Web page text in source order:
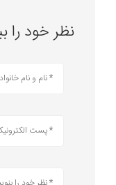
نظر خود را